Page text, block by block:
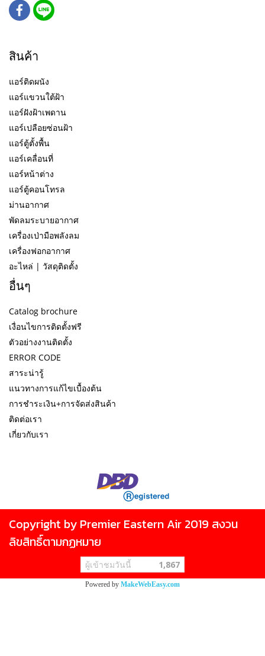
สินค้า
แอร์ติดผนัง
แอร์แขวนใต้ฝ้า
แอร์ฝังฝ้าเพดาน
แอร์เปลือยซ่อนฝ้า
แอร์ตู้ตั้งพื้น
แอร์เคลื่อนที่
แอร์หน้าต่าง
แอร์ตู้คอนโทรล
ม่านอากาศ
พัดลมระบายอากาศ
เครื่องเป่ามือพลังลม
เครื่องฟอกอากาศ
อะไหล่ | วัสดุติดตั้ง
อื่นๆ
Catalog brochure
เงื่อนไขการติดตั้งฟรี
ตัวอย่างงานติดตั้ง
ERROR CODE
สาระน่ารู้
แนวทางการแก้ไขเบื้องต้น
การชำระเงิน+การจัดส่งสินค้า
ติดต่อเรา
เกี่ยวกับเรา
Copyright by Premier Eastern Air 2019 สงวน
ลิขสิทธิ์ตามกฏหมาย
ผู้เข้าชมวันนี้ 1,867
Powered by MakeWebEasy.com